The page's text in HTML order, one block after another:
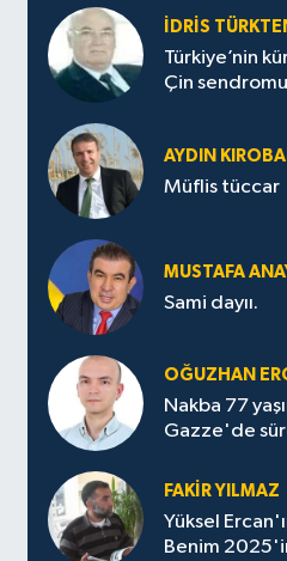
İDRİS
Türkiye’nin
Çin
AYDIN
Müflis tüccar
MUSTAFA
Sami dayıı.
OĞUZHAN
Nakba 77
Gazze'de
FAKİR YILMAZ
Yüksel
Benim